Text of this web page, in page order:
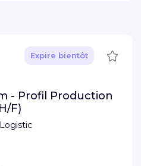
Expire bientôt
- Profil Production
F)